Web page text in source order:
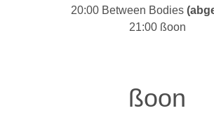
20:00 Between Bodies
21:00 ßoon
ßoon